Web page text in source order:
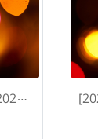
[2021.12.15.] [현장스케치] 2021년 충청북도 도시재생성과공유회